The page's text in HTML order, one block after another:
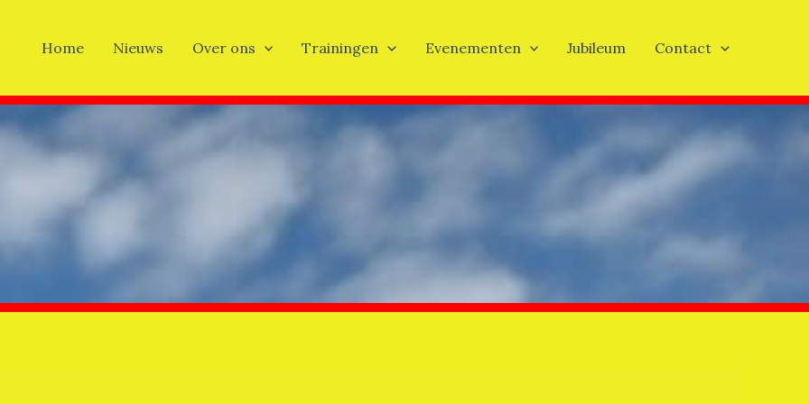
Home Nieuws Over ons Trainingen Evenementen Jubileum Contact